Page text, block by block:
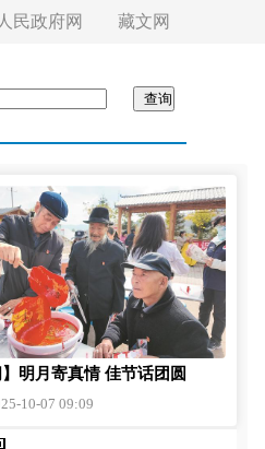
民政府网 藏文网
话团圆
安源头处
绿记
消费热潮
燃假日经济新引擎
原 文物里的中秋”节...
】明月寄真情 佳节话团圆
10-07 09:09